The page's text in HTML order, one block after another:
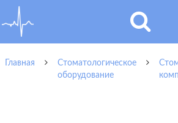
Главная
Стоматологическое
оборудование